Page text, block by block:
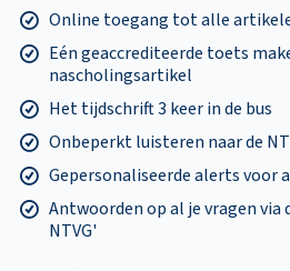
Online toegang tot alle
Eén geaccrediteerde toets
nascholingsartikel
Het tijdschrift 3 keer in de bus
Onbeperkt luisteren naar de
Gepersonaliseerde alerts voor
Antwoorden op al je vragen via
NTVG'